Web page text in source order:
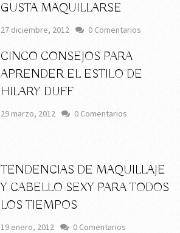
GUSTA MAQUILLARSE
27 diciembre, 2012 0 Comentarios
CINCO CONSEJOS PARA
APRENDER EL ESTILO DE
HILARY DUFF
29 marzo, 2012 0 Comentarios
TENDENCIAS DE MAQUILLAJE
Y CABELLO SEXY PARA TODOS
LOS TIEMPOS
19 enero, 2012 0 Comentarios